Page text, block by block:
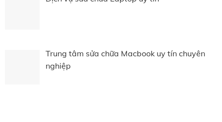
Trung tâm sửa chữa Macbook uy tín chuyên
nghiệp